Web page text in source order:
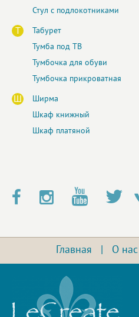
Стул с подлокотниками
Т
Табурет
Тумба под ТВ
Тумбочка для обуви
Тумбочка прикроватная
Ш
Ширма
Шкаф книжный
Шкаф платяной
Главная О нас